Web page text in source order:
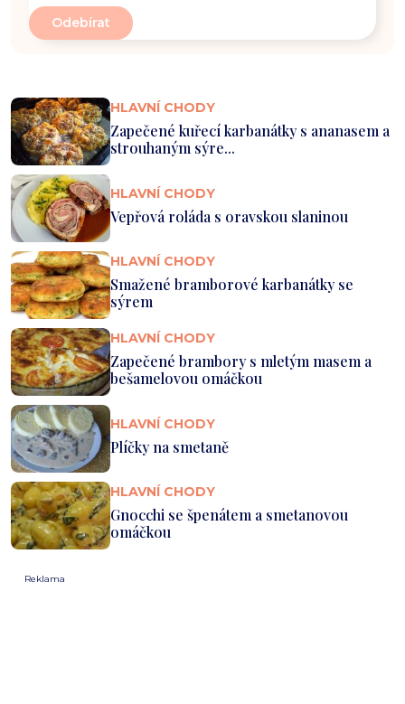
HLAVNÍ CHODY
Zapečené kuřecí karbanátky s ananasem a
strouhaným sýre...
HLAVNÍ CHODY
Vepřová roláda s oravskou slaninou
HLAVNÍ CHODY
Smažené bramborové karbanátky se
sýrem
HLAVNÍ CHODY
Zapečené brambory s mletým masem a
bešamelovou omáčkou
HLAVNÍ CHODY
Plíčky na smetaně
HLAVNÍ CHODY
Gnocchi se špenátem a smetanovou
omáčkou
Reklama